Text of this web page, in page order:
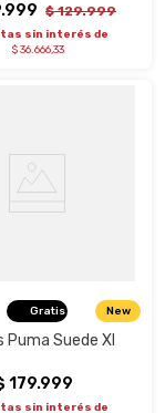
.999 $ 129.999
sin interés de
$ 36.666,33
Gratis New
Puma Suede Xl
179.999
sin interés de